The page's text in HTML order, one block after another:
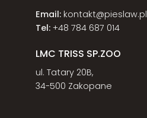
Email: kontakt@pieslaw.pl
Tel: +48 784 687 014
LMC TRISS SP.ZOO
ul. Tatary 20B,
34-500 Zakopane